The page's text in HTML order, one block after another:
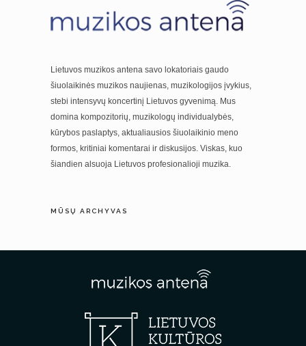
Lietuvos muzikos antena savo lokatoriais gaudo
šiuolaikinės muzikos naujienas, muzikologijos įvykius,
stebi intensyvų koncertinį Lietuvos gyvenimą. Mus
domina kompozitorių, muzikologų individualybės,
kūrybos paslaptys, aktualiausios šiuolaikinio meno
formos, kritiniai komentarai ir diskusijos. Viskas, kuo
šiandien alsuoja Lietuvos profesionalioji muzika.
MŪSŲ ARCHYVAS